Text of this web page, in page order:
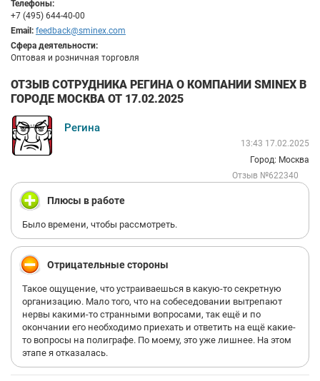
Телефоны:
+7 (495) 644-40-00
Email: feedback@sminex.com
Сфера деятельности:
Оптовая и розничная торговля
ОТЗЫВ СОТРУДНИКА РЕГИНА О КОМПАНИИ SMINEX В
ГОРОДЕ МОСКВА ОТ 17.02.2025
Регина
13:43 17.02.2025
Город: Москва
Отзыв №622340
Плюсы в работе
Было времени, чтобы рассмотреть.
Отрицательные стороны
Такое ощущение, что устраиваешься в какую-то секретную
организацию. Мало того, что на собеседовании вытрепают
нервы какими-то странными вопросами, так ещё и по
окончании его необходимо приехать и ответить на ещё какие-
то вопросы на полиграфе. По моему, это уже лишнее. На этом
этапе я отказалась.